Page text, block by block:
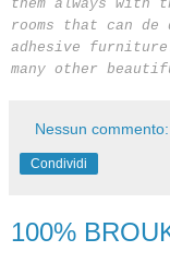
them always with
rooms
that can de
adhesive
furniture
many other
Nessun commento:
Condividi
100%